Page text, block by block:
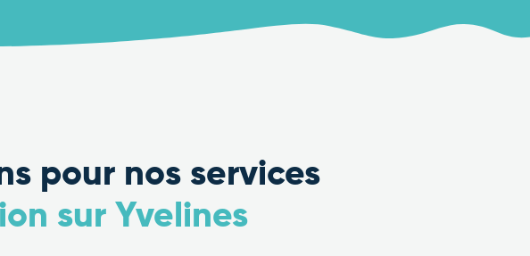
pour nos services
sur Yvelines